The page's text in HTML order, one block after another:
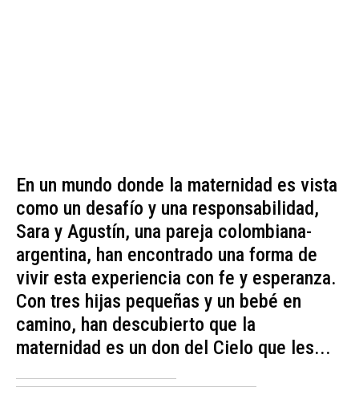
En un mundo donde la maternidad es vista
como un desafío y una responsabilidad,
Sara y Agustín, una pareja colombiana-
argentina, han encontrado una forma de
vivir esta experiencia con fe y esperanza.
Con tres hijas pequeñas y un bebé en
camino, han descubierto que la
maternidad es un don del Cielo que les...